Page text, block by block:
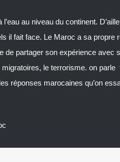
au niveau du continent.
il fait face. Le Maroc a sa propre
de partager son expérience avec
le terrorisme. on parle
réponses marocaines qu’on